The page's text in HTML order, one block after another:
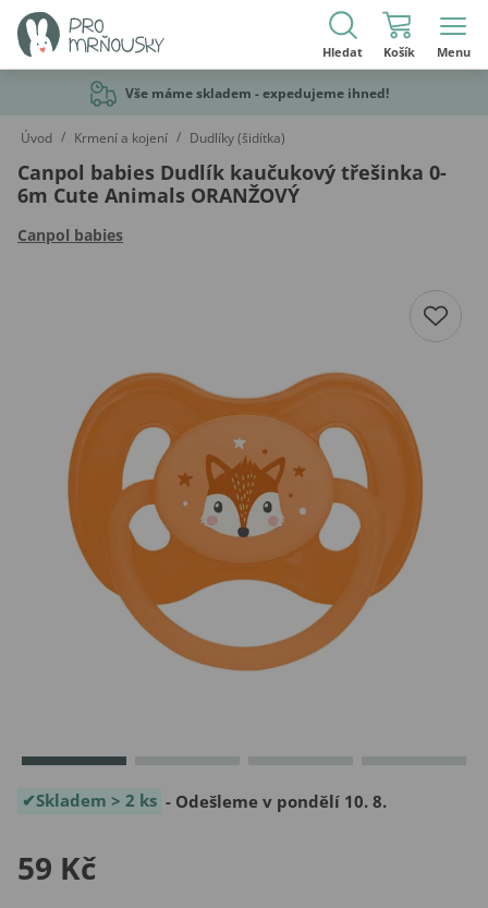
Hledat Košík Menu
Vše máme skladem - expedujeme ihned!
Úvod / Krmení a kojení / Dudlíky (šidítka)
Canpol babies Dudlík kaučukový třešinka 0-
6m Cute Animals ORANŽOVÝ
Canpol babies
Skladem > 2 ks - Odešleme v pondělí 10. 8.
59 Kč